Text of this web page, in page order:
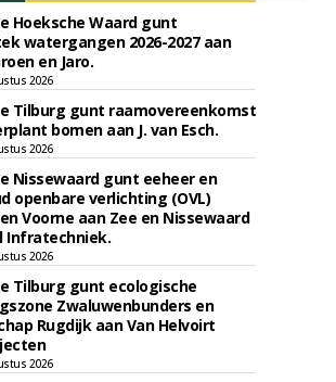
Hoeksche Waard gunt
watergangen 2026-2027 aan
en Jaro.
2026
Tilburg gunt raamovereenkomst
bomen aan J. van Esch.
2026
Nissewaard gunt eeheer en
openbare verlichting (OVL)
Voorne aan Zee en Nissewaard
Infratechniek.
2026
Tilburg gunt ecologische
Zwaluwenbunders en
Rugdijk aan Van Helvoirt
2026